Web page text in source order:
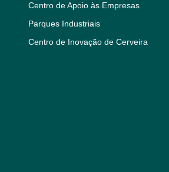
Centro de Apoio às Empresas
Parques Industriais
Centro de Inovação de Cerveira